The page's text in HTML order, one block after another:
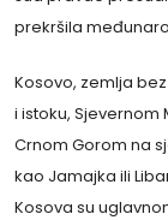
prekršila
Kosovo, zemlja
i istoku,
Crnom Gorom na
kao Jamajka ili
Kosova su